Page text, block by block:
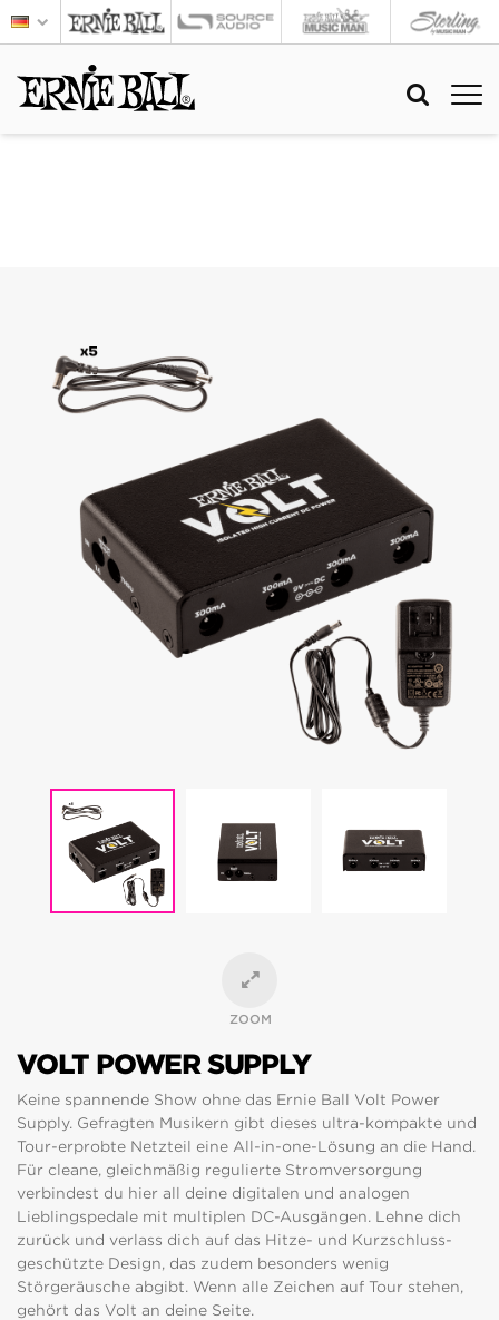
ZOOM
VOLT POWER SUPPLY
Keine spannende Show ohne das Ernie Ball Volt Power
Supply. Gefragten Musikern gibt dieses ultra-kompakte und
Tour-erprobte Netzteil eine All-in-one-Lösung an die Hand.
Für cleane, gleichmäßig regulierte Stromversorgung
verbindest du hier all deine digitalen und analogen
Lieblingspedale mit multiplen DC-Ausgängen. Lehne dich
zurück und verlass dich auf das Hitze- und Kurzschluss-
geschützte Design, das zudem besonders wenig
Störgeräusche abgibt. Wenn alle Zeichen auf Tour stehen,
gehört das Volt an deine Seite.